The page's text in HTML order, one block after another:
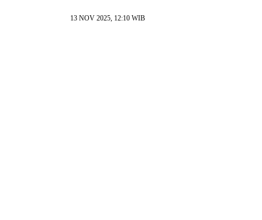
13 NOV 2025, 12:10 WIB